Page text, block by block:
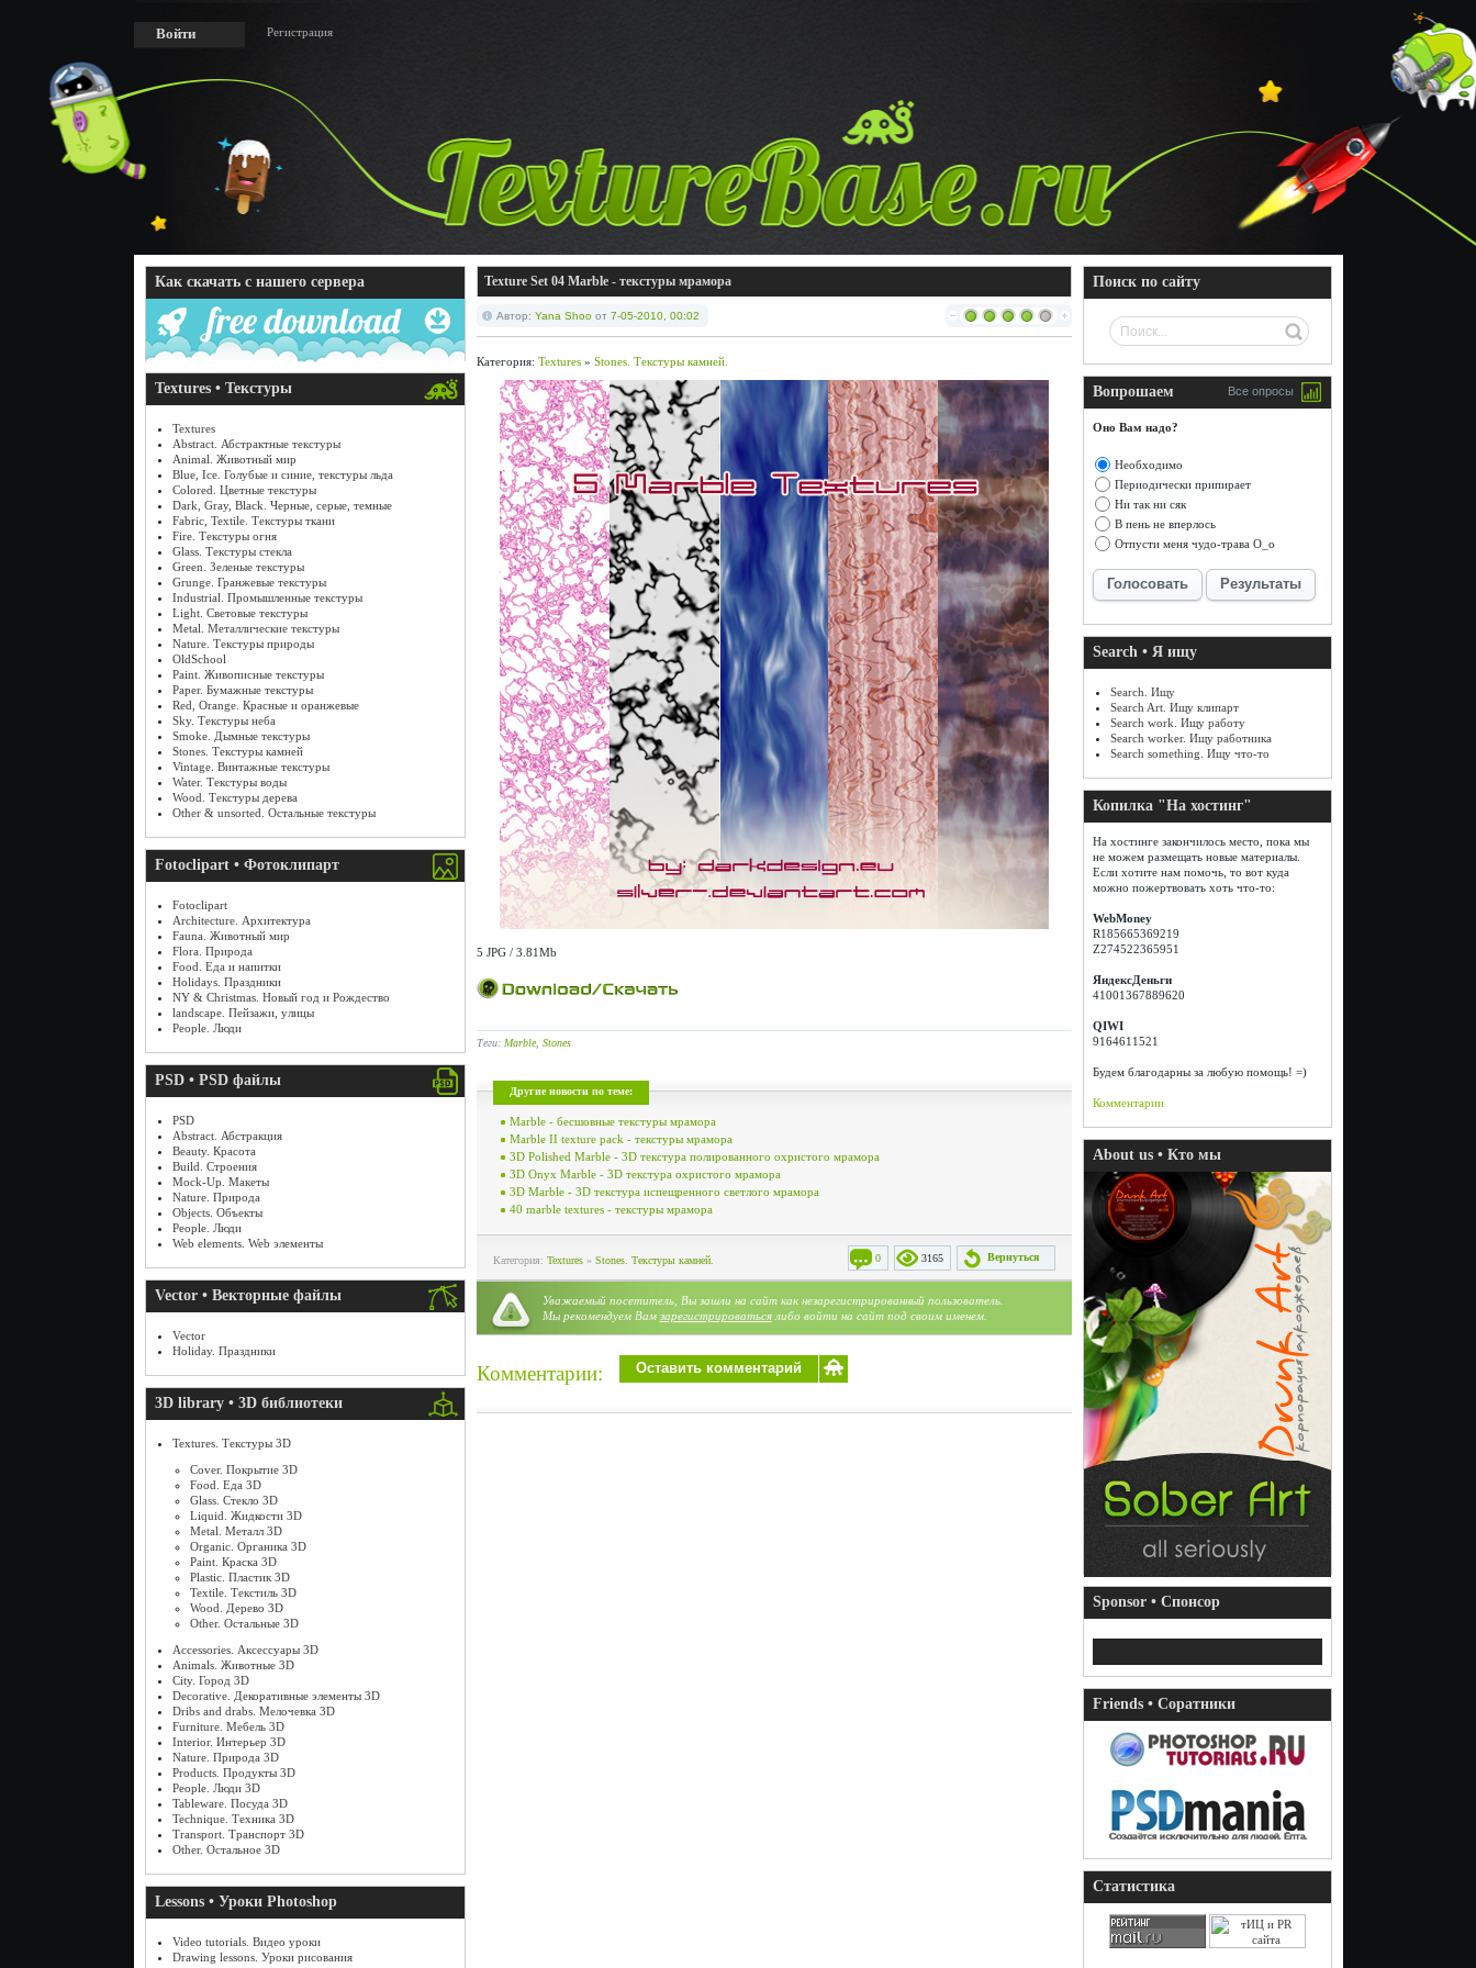
Войти Регистрация
Как скачать с нашего сервера
Textures • Текстуры
Textures
Abstract. Абстрактные текстуры
Animal. Животный мир
Blue, Ice. Голубые и синие, текстуры льда
Colored. Цветные текстуры
Dark, Gray, Black. Черные, серые, темные
Fabric, Textile. Текстуры ткани
Fire. Текстуры огня
Glass. Текстуры стекла
Green. Зеленые текстуры
Grunge. Гранжевые текстуры
Industrial. Промышленные текстуры
Light. Световые текстуры
Metal. Металлические текстуры
Nature. Текстуры природы
OldSchool
Paint. Живописные текстуры
Paper. Бумажные текстуры
Red, Orange. Красные и оранжевые
Sky. Текстуры неба
Smoke. Дымные текстуры
Stones. Текстуры камней
Vintage. Винтажные текстуры
Water. Текстуры воды
Wood. Текстуры дерева
Other & unsorted. Остальные текстуры
Fotoclipart • Фотоклипарт
Fotoclipart
Architecture. Архитектура
Fauna. Животный мир
Flora. Природа
Food. Еда и напитки
Holidays. Праздники
NY & Christmas. Новый год и Рождество
landscape. Пейзажи, улицы
People. Люди
PSD • PSD файлы
PSD
Abstract. Абстракция
Beauty. Красота
Build. Строения
Mock-Up. Макеты
Nature. Природа
Objects. Объекты
People. Люди
Web elements. Web элементы
Vector • Векторные файлы
Vector
Holiday. Праздники
3D library • 3D библиотеки
Textures. Текстуры 3D
Cover. Покрытие 3D
Food. Еда 3D
Glass. Стекло 3D
Liquid. Жидкости 3D
Metal. Металл 3D
Organic. Органика 3D
Paint. Краска 3D
Plastic. Пластик 3D
Textile. Текстиль 3D
Wood. Дерево 3D
Other. Остальные 3D
Accessories. Аксессуары 3D
Animals. Животные 3D
City. Город 3D
Decorative. Декоративные элементы 3D
Dribs and drabs. Мелочевка 3D
Furniture. Мебель 3D
Interior. Интерьер 3D
Nature. Природа 3D
Products. Продукты 3D
People. Люди 3D
Tableware. Посуда 3D
Technique. Техника 3D
Transport. Транспорт 3D
Other. Остальное 3D
Lessons • Уроки Photoshop
Video tutorials. Видео уроки
Drawing lessons. Уроки рисования
Texture Set 04 Marble - текстуры мрамора
Автор: Yana Shooот 7-05-2010, 00:02
Категория: Textures» Stones. Текстуры камней.
5 JPG / 3.81Mb
Теги: Marble, Stones
Другие новости по теме:
Marble - бесшовные текстуры мрамора
Marble II texture pack - текстуры мрамора
3D Polished Marble - 3D текстура полированного охристого мрамора
3D Onyx Marble - 3D текстура охристого мрамора
3D Marble - 3D текстура испещренного светлого мрамора
40 marble textures - текстуры мрамора
Вернуться
3165
0
Категория: Textures» Stones. Текстуры камней.
Уважаемый посетитель, Вы зашли на сайт как незарегистрированный пользователь.
Мы рекомендуем Вам зарегистрироватьсялибо войти на сайт под своим именем.
Комментарии: Оставить комментарий
Поиск по сайту
Вопрошаем Все опросы
Оно Вам надо?
Необходимо
Периодически припирает
Ни так ни сяк
В пень не вперлось
Отпусти меня чудо-трава О_о
Голосовать Результаты
Search • Я ищу
Search. Ищу
Search Art. Ищу клипарт
Search work. Ищу работу
Search worker. Ищу работника
Search something. Ищу что-то
Копилка "На хостинг"
На хостинге закончилось место, пока мы
не можем размещать новые материалы.
Если хотите нам помочь, то вот куда
можно пожертвовать хоть что-то:
WebMoney
R185665369219
Z274522365951
ЯндексДеньги
41001367889620
QIWI
9164611521
Будем благодарны за любую помощь! =)
Комментарии
About us • Кто мы
Sponsor • Спонсор
Friends • Соратники
Статистика